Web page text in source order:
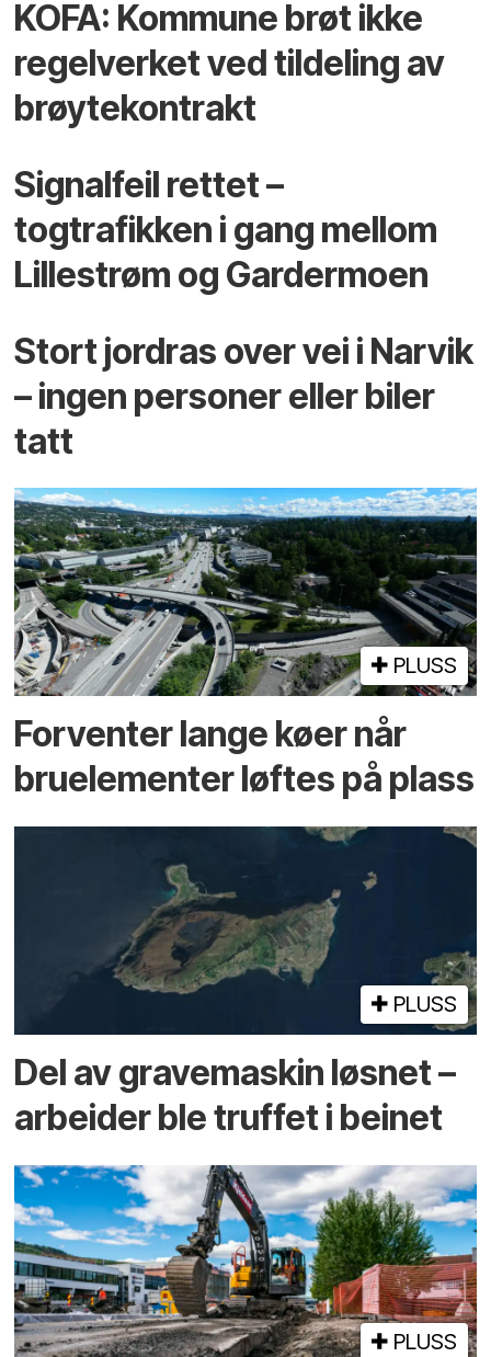
KOFA: Kommune brøt ikke
regelverket ved tildeling av
brøytekontrakt
Signalfeil rettet –
togtrafikken i gang mellom
Lillestrøm og Gardermoen
Stort jordras over vei i Narvik
– ingen personer eller biler
tatt
PLUSS
Forventer lange køer når
bru­elementer løftes på plass
PLUSS
Del av grave­maskin løsnet –
arbeider ble truffet i beinet
PLUSS